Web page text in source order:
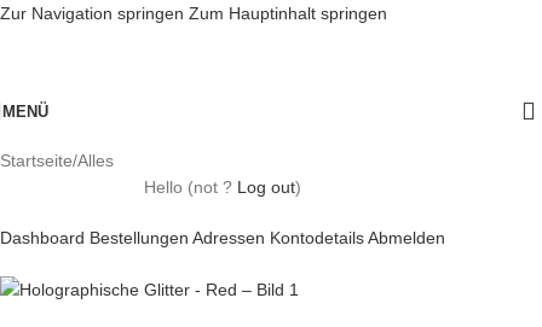
Zur Navigation springen Zum Hauptinhalt springen
MENÜ
Startseite/Alles
Hello (not ? Log out)
Dashboard Bestellungen Adressen KontodetailsAbmelden